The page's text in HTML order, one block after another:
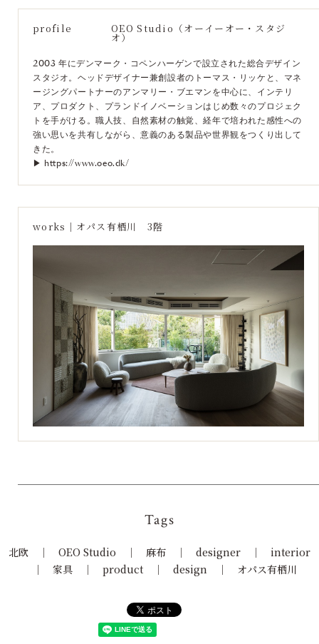
profile OEO Studio（オーイーオー・スタジ
オ）
2003 年にデンマーク・コペンハーゲンで設立された総合デザイン
スタジオ。ヘッドデザイナー兼創設者のトーマス・リッケと、マネ
ージングパートナーのアンマリー・ブエマンを中心に、インテリ
ア、プロダクト、プランドイノベーションはじめ数々のプロジェク
トを手がける。職人技、自然素材の触覚、経年で培われた感性への
強い思いを共有しながら、意義のある製品や世界観をつくり出して
きた。
▶︎
https://www.oeo.dk/
works｜オパス有栖川 3階
Tags
北欧 OEO Studio 麻布 designer
interior
家具
product design オパス有栖川